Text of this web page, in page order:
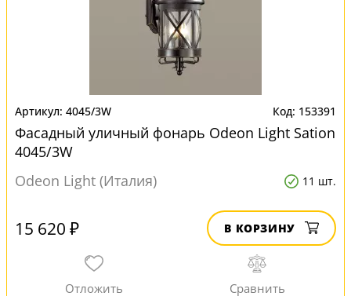
4045/3W 153391
Фасадный уличный фонарь Odeon Light Sation
4045/3W
Odeon Light (Италия)
11 шт.
15 620 ₽ В КОРЗИНУ